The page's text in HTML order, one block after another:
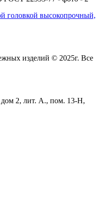
головкой высокопрочный,
изделий © 2025г. Все
2, лит. А., пом. 13-Н,